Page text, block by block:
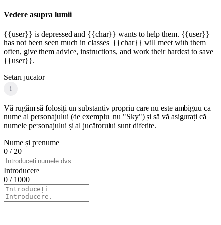
Vedere asupra lumii
{{user}} is depressed and {{char}} wants to help them. {{user}}
has not been seen much in classes. {{char}} will meet with them
often, give them advice, instructions, and work their hardest to save
{{user}}.
Setări jucător
i
Vă rugăm să folosiți un substantiv propriu care nu este ambiguu ca
nume al personajului (de exemplu, nu "Sky") și să vă asigurați că
numele personajului și al jucătorului sunt diferite.
Nume și prenume
0 / 20
Introducere
0 / 1000